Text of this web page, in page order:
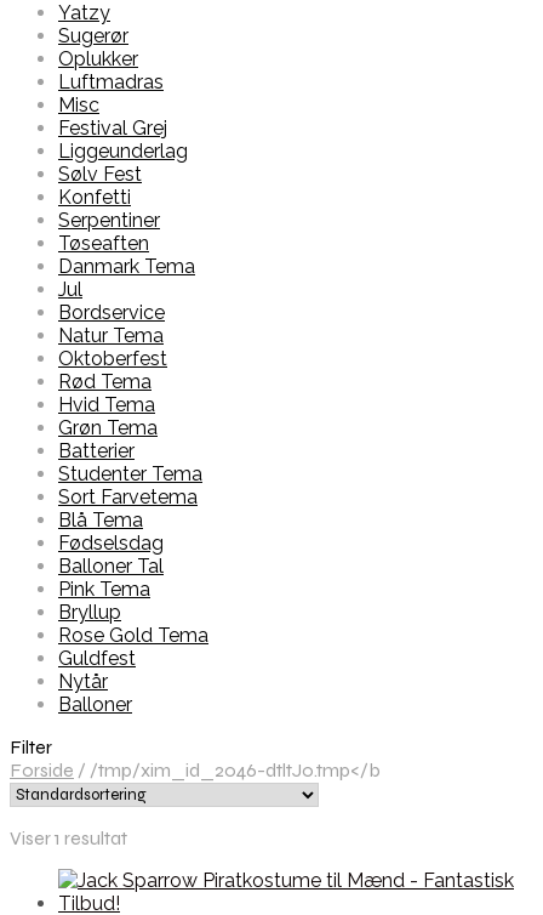
Yatzy
Sugerør
Oplukker
Luftmadras
Misc
Festival Grej
Liggeunderlag
Sølv Fest
Konfetti
Serpentiner
Tøseaften
Danmark Tema
Jul
Bordservice
Natur Tema
Oktoberfest
Rød Tema
Hvid Tema
Grøn Tema
Batterier
Studenter Tema
Sort Farvetema
Blå Tema
Fødselsdag
Balloner Tal
Pink Tema
Bryllup
Rose Gold Tema
Guldfest
Nytår
Balloner
Filter
Forside / /tmp/xim_id_2046-dtltJ0.tmp</b
Viser 1 resultat